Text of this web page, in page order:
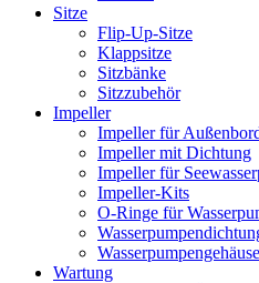
Sitze
Flip-Up-Sitze
Klappsitze
Sitzbänke
Sitzzubehör
Impeller
Impeller für
Impeller mit Dichtung
Impeller für
Impeller-Kits
O-Ringe für
Wasserpumpengehäuse
Wartung